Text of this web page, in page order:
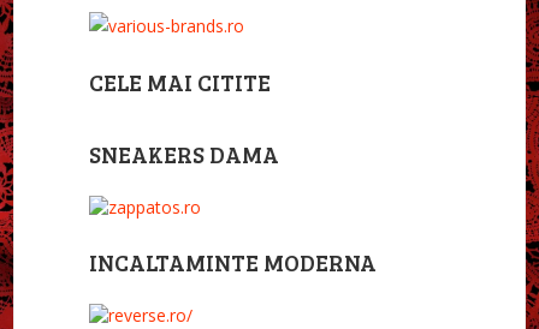
CELE MAI CITITE
SNEAKERS DAMA
INCALTAMINTE MODERNA